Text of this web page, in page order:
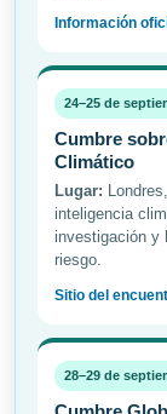
Información
24–25 de
Cumbre
Climático
Lugar:
inteligencia
investigación y
riesgo.
Sitio del
28–29 de